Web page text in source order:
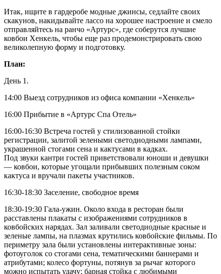
Итак, ищите в гардеробе модные джинсы, седлайте своих
скакунов, накидывайте лассо на хорошее настроение и смело
отправляйтесь на ранчо «Артурс», где соберутся лучшие
ковбои Хенкель, чтобы еще раз продемонстрировать свою
великолепную форму и подготовку.
План:
День 1.
14:00 Выезд сотрудников из офиса компании «Хенкель»
16:00 Прибытие в «Артурс Спа Отель»
16:00-16:30 Встреча гостей у стилизованной стойки
регистрации, залитой зелеными светодиодными лампами,
украшенной стогами сена и кактусами в кадках.
Под звуки кантри гостей приветствовали юноши и девушки
— ковбои, которые угощали прибывших полезным соком
кактуса и вручали пакеты участников.
16:30-18:30 Заселение, свободное время
18:30-19:30 Гала-ужин. Около входа в ресторан были
расставлены плакаты с изображениями сотрудников в
ковбойских нарядах. Зал заливали светодиодные красные и
зеленые лампы, на плазмах крутились ковбойские фильмы. По
периметру зала были установлены интерактивные зоны:
фотоуголок со стогами сена, тематическими баннерами и
атрибутами; колесо фортуны, потянув за рычаг которого
можно испытать удачу; барная стойка с любимыми